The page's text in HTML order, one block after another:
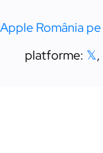
platforme: 𝕏,